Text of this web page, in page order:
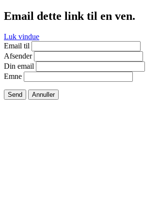
Email dette link til en ven.
Luk vindue
Email til
Afsender
Din email
Emne
Send Annuller